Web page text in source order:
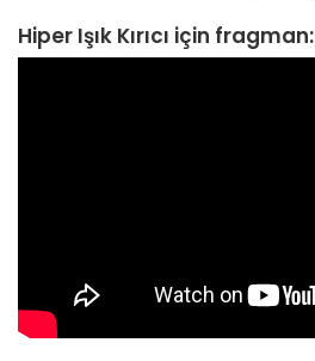
Hiper Işık Kırıcı için fragman: